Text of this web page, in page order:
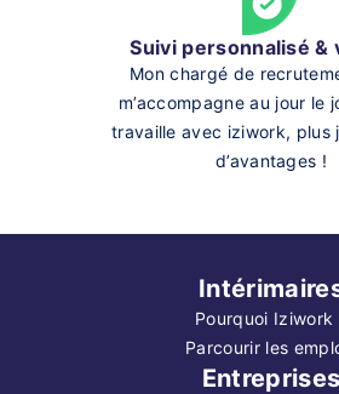
Suivi personnalisé &
Mon chargé de
m’accompagne au jour le
travaille avec iziwork, plus
d’avantages !
Pourquoi Iziwork
Parcourir les
Entreprises